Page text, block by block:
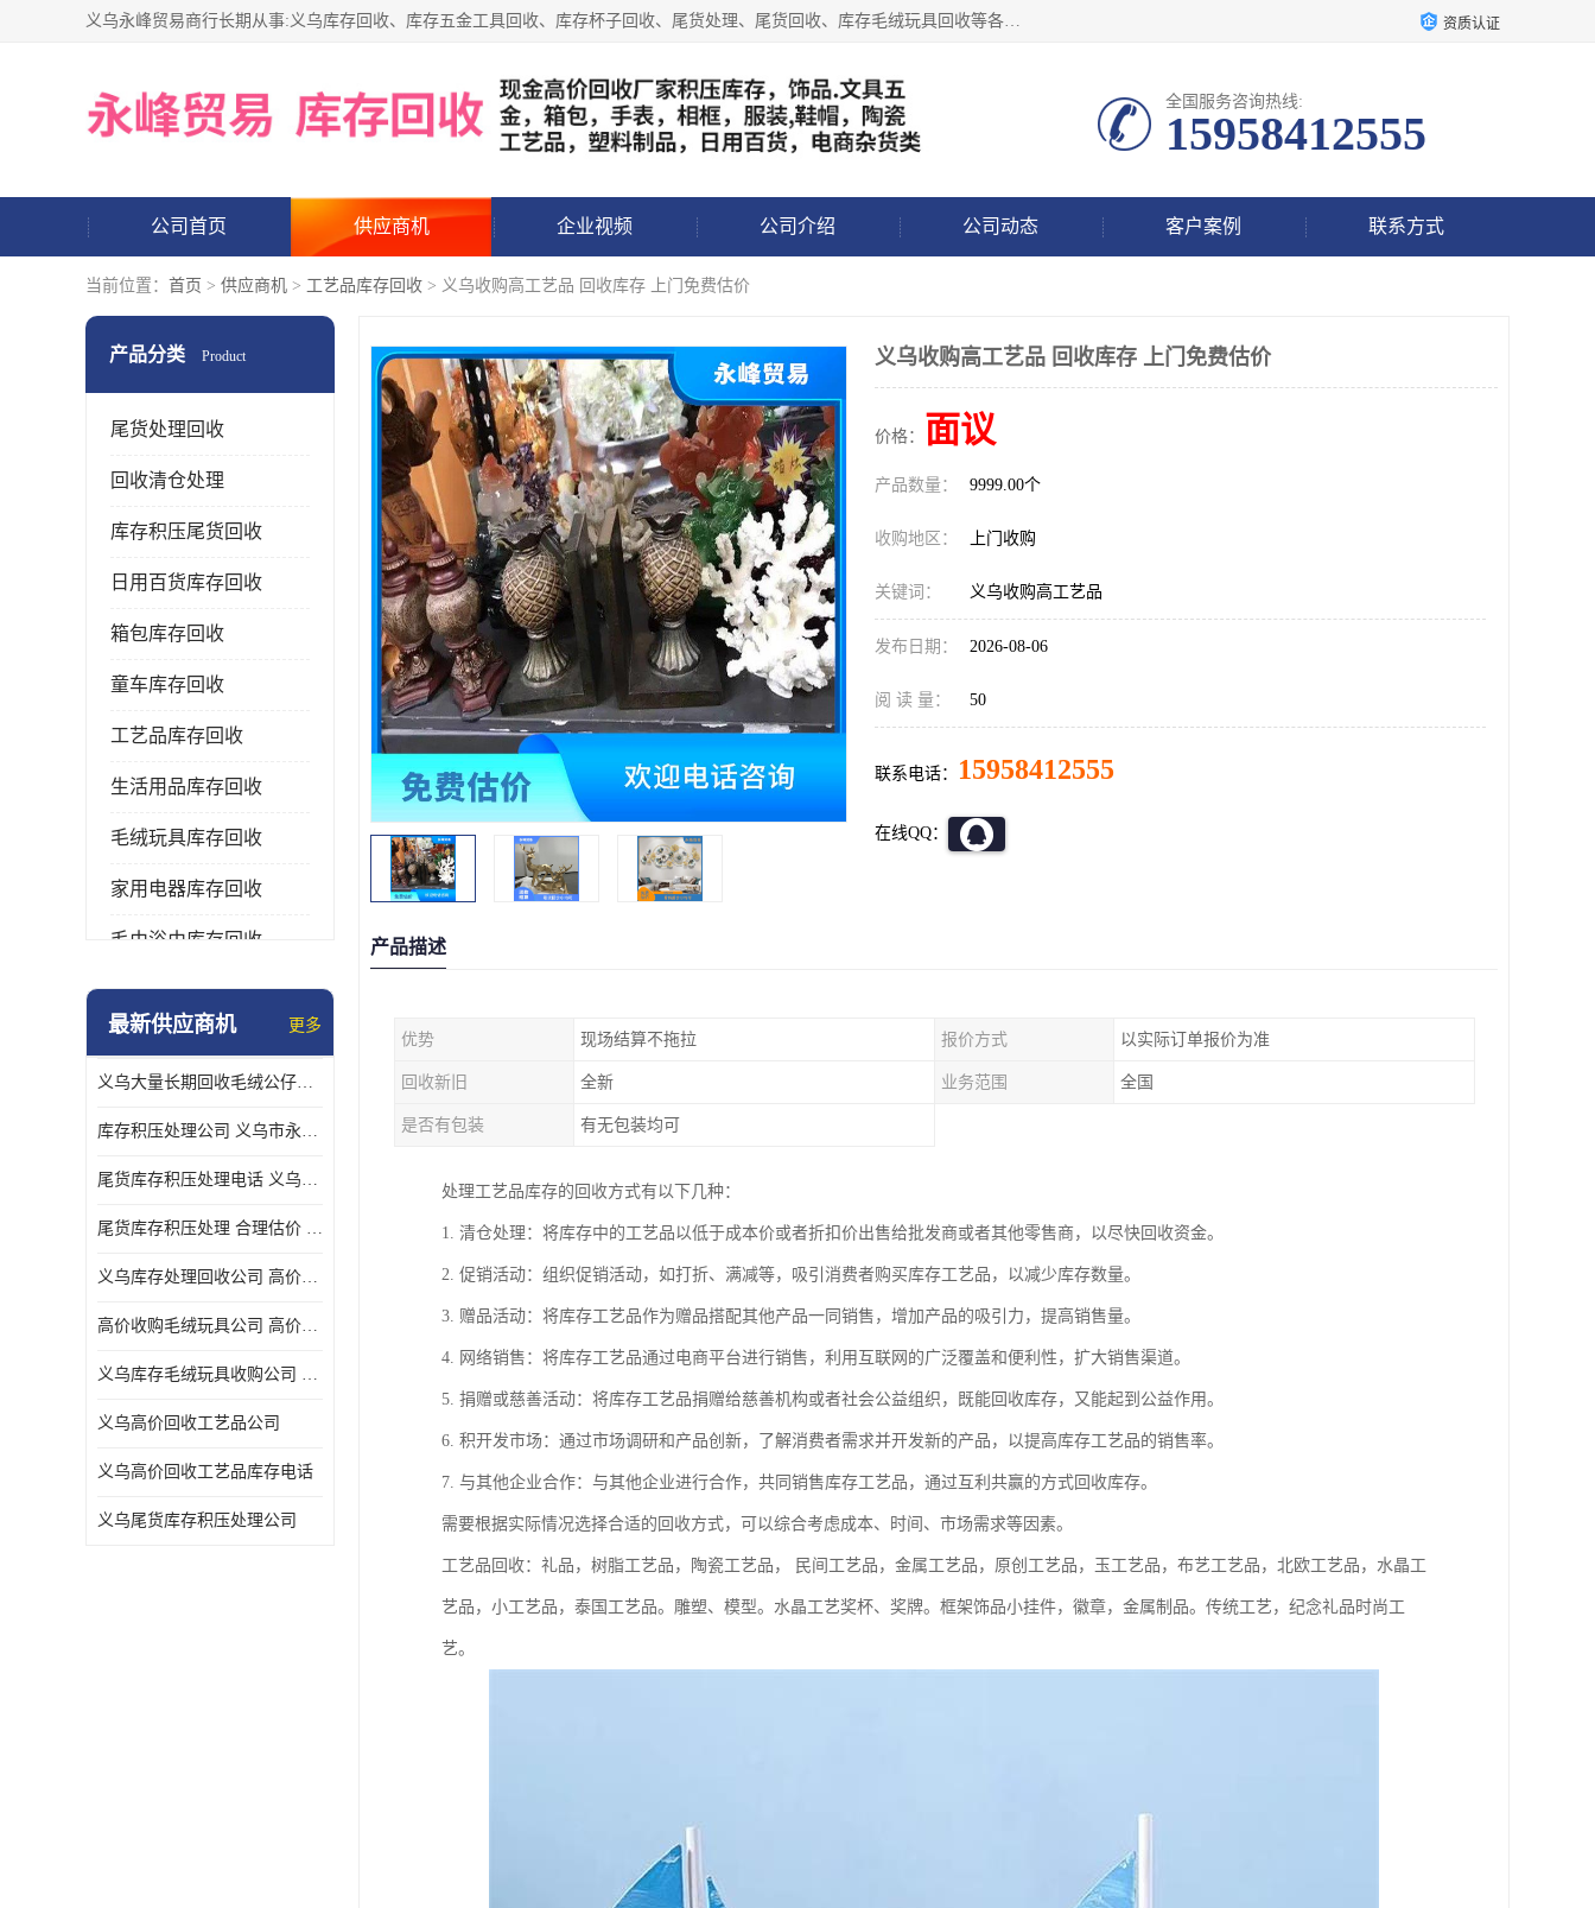
义乌永峰贸易商行长期从事:义乌库存回收、库存五金工具回收、库存杯子回收、尾货处理、尾货回收、库存毛绒玩具回收等各类产品库存回收，我们一直秉承：“，专业收购，价格从优，互惠互利，现金交易，价格公道”七大原则。欢迎有库存处理的老板来电洽谈! 资质认证
全国服务咨询热线:
15958412555
公司首页 供应商机 企业视频 公司介绍 公司动态 客户案例 联系方式
当前位置： 首页 > 供应商机 > 工艺品库存回收 > 义乌收购高工艺品 回收库存 上门免费估价
产品分类 Product
尾货处理回收
回收清仓处理
库存积压尾货回收
日用百货库存回收
箱包库存回收
童车库存回收
工艺品库存回收
生活用品库存回收
毛绒玩具库存回收
家用电器库存回收
毛巾浴巾库存回收
水杯保温杯库存回收
五金工具库存回收
库存厨具回收
最新供应商机 更多
义乌大量长期回收毛绒公仔公司 高价回收库存积压 高价回收 欢迎电话咨询
库存积压处理公司 义乌市永峰贸易商行
尾货库存积压处理电话 义乌市永峰贸易商行
尾货库存积压处理 合理估价 量大量小均可
义乌库存处理回收公司 高价回收库存积压 大量尾货回收
高价收购毛绒玩具公司 高价回收库存积压 回收库存 二手勿扰
义乌库存毛绒玩具收购公司 高价回收库存积压 义乌市永峰贸易商行
义乌高价回收工艺品公司
义乌高价回收工艺品库存电话
义乌尾货库存积压处理公司
义乌收购高工艺品 回收库存 上门免费估价
价格： 面议
产品数量： 9999.00个
收购地区： 上门收购
关键词： 义乌收购高工艺品
发布日期： 2026-08-06
阅 读 量： 50
联系电话： 15958412555
在线QQ：
产品描述
优势 现场结算不拖拉 报价方式 以实际订单报价为准
回收新旧 全新 业务范围 全国
是否有包装 有无包装均可
处理工艺品库存的回收方式有以下几种：
1. 清仓处理：将库存中的工艺品以低于成本价或者折扣价出售给批发商或者其他零售商，以尽快回收资金。
2. 促销活动：组织促销活动，如打折、满减等，吸引消费者购买库存工艺品，以减少库存数量。
3. 赠品活动：将库存工艺品作为赠品搭配其他产品一同销售，增加产品的吸引力，提高销售量。
4. 网络销售：将库存工艺品通过电商平台进行销售，利用互联网的广泛覆盖和便利性，扩大销售渠道。
5. 捐赠或慈善活动：将库存工艺品捐赠给慈善机构或者社会公益组织，既能回收库存，又能起到公益作用。
6. 积开发市场：通过市场调研和产品创新，了解消费者需求并开发新的产品，以提高库存工艺品的销售率。
7. 与其他企业合作：与其他企业进行合作，共同销售库存工艺品，通过互利共赢的方式回收库存。
需要根据实际情况选择合适的回收方式，可以综合考虑成本、时间、市场需求等因素。
工艺品回收：礼品，树脂工艺品，陶瓷工艺品， 民间工艺品，金属工艺品，原创工艺品，玉工艺品，布艺工艺品，北欧工艺品，水晶工
艺品，小工艺品，泰国工艺品。雕塑、模型。水晶工艺奖杯、奖牌。框架饰品小挂件，徽章，金属制品。传统工艺，纪念礼品时尚工
艺。